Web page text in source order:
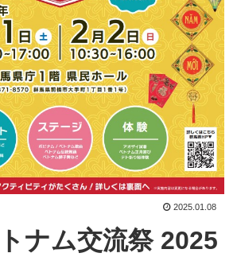
2025.01.08
ナム交流祭 2025